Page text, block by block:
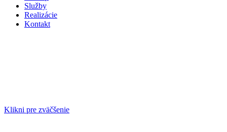
Služby
Realizácie
Kontakt
Klikni pre zväčšenie